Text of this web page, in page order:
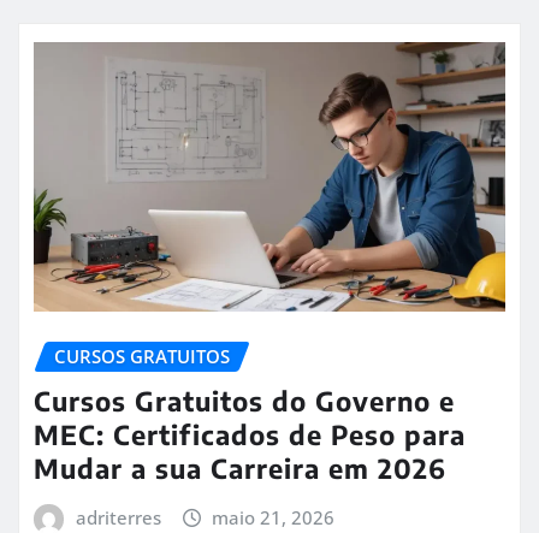
CURSOS GRATUITOS
Cursos Gratuitos do Governo e
MEC: Certificados de Peso para
Mudar a sua Carreira em 2026
adriterres maio 21, 2026